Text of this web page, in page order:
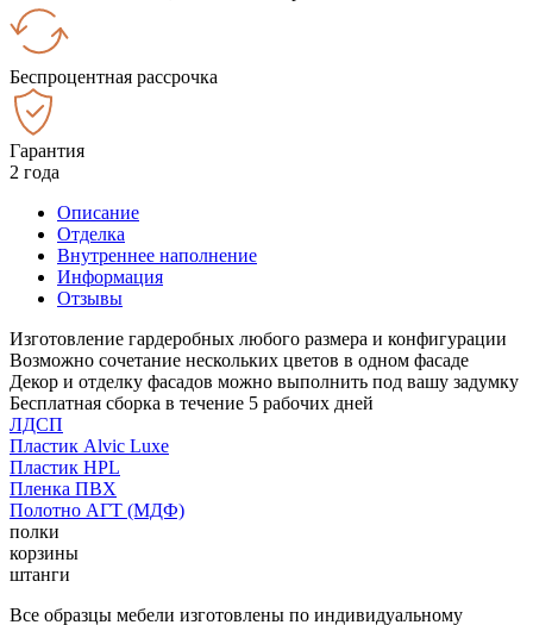
Беспроцентная рассрочка
Гарантия
2 года
Описание
Отделка
Внутреннее наполнение
Информация
Отзывы
Изготовление гардеробных любого размера и конфигурации
Возможно сочетание нескольких цветов в одном фасаде
Декор и отделку фасадов можно выполнить под вашу задумку
Бесплатная сборка в течение 5 рабочих дней
ЛДСП
Пластик Alvic Luxe
Пластик HPL
Пленка ПВХ
Полотно АГТ (МДФ)
полки
корзины
штанги
Все образцы мебели изготовлены по индивидуальному